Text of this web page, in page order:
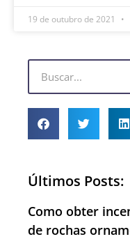
19 de outubro de 2021
Últimos Posts:
Como obter
de rochas